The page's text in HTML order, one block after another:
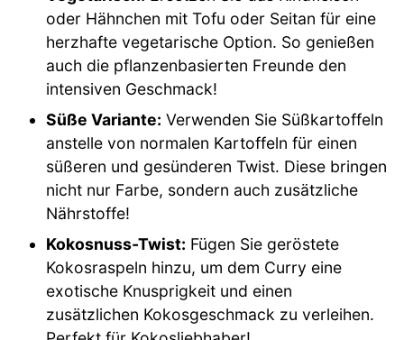
oder Hähnchen mit Tofu oder Seitan für eine
herzhafte vegetarische Option. So genießen
auch die pflanzenbasierten Freunde den
intensiven Geschmack!
Süße Variante: Verwenden Sie Süßkartoffeln
anstelle von normalen Kartoffeln für einen
süßeren und gesünderen Twist. Diese bringen
nicht nur Farbe, sondern auch zusätzliche
Nährstoffe!
Kokosnuss-Twist: Fügen Sie geröstete
Kokosraspeln hinzu, um dem Curry eine
exotische Knusprigkeit und einen
zusätzlichen Kokosgeschmack zu verleihen.